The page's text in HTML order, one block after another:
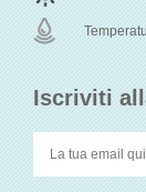
Iscriviti